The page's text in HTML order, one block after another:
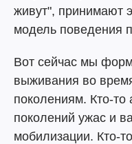
живут", принимают
модель поведения
Вот сейчас мы
выживания во
поколениям. Кто-то
поколений ужас и
мобилизации. Кто-